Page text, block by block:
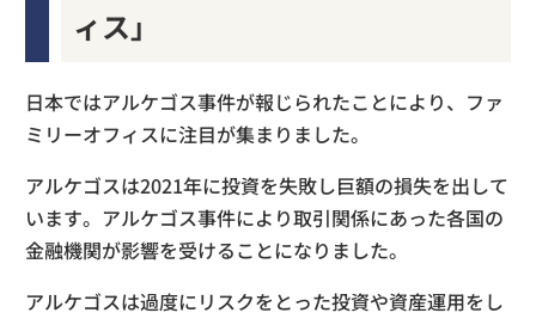
ィス」
日本ではアルケゴス事件が報じられたことにより、ファ
ミリーオフィスに注目が集まりました。
アルケゴスは2021年に投資を失敗し巨額の損失を出して
います。アルケゴス事件により取引関係にあった各国の
金融機関が影響を受けることになりました。
アルケゴスは過度にリスクをとった投資や資産運用をし